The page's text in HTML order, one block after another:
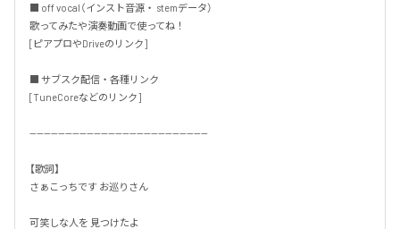
■ off vocal（インスト音源・ stemデータ）
歌ってみたや演奏動画で使ってね！
[ピアプロやDriveのリンク]
■ サブスク配信・各種リンク
[TuneCoreなどのリンク]
--------------------------------------------------
【歌詞】
さぁこっちです お巡りさん
可笑しな人を 見つけたよ